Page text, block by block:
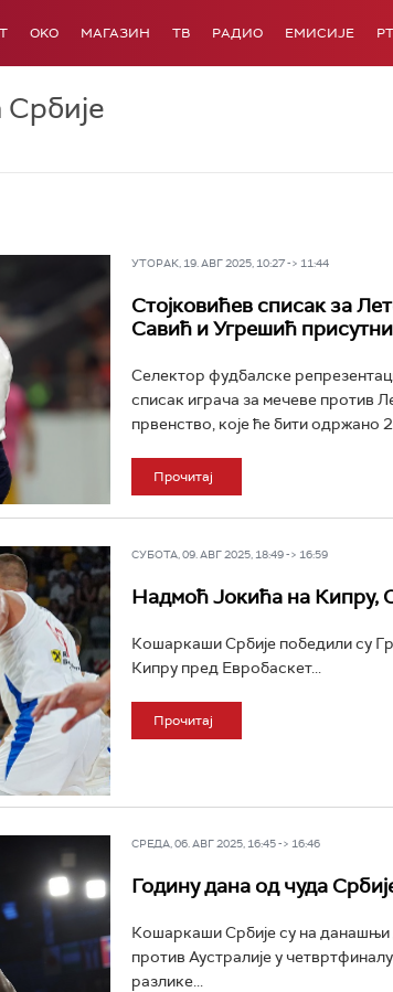
OKO МАГАЗИН ТВ РАДИО ЕМИСИЈЕ
Србије
УТОРАК, 19. АВГ 2025, 10:27 -> 11:44
Стојковићев списак за
Савић и Угрешић присутни
Селектор фудбалске
списак играча за мечеве против
првенство, које ће бити одржано
Прочитај
СУБОТА, 09. АВГ 2025, 18:49 -> 16:59
Надмоћ Јокића на Кипру,
Кошаркаши Србије победили су
Кипру пред Евробаскет...
Прочитај
СРЕДА, 06. АВГ 2025, 16:45 -> 16:46
Годину дана од чуда
Кошаркаши Србије су на данашњи
против Аустралије у
разлике...